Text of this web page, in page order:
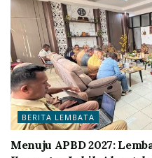
BERITA LEMBATA
Menuju APBD 2027: